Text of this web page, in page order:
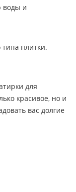
воды и
плитки.
для
красивое, но и
вас долгие